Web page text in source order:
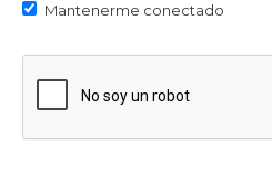
Mantenerme conectado